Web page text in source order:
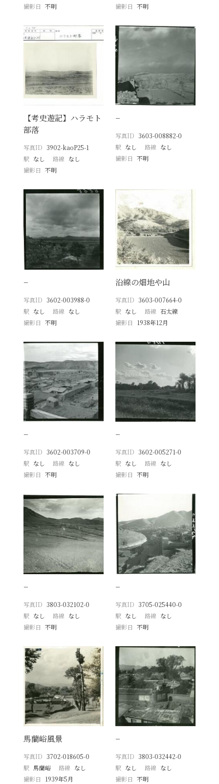
撮影日
不明
撮影日 不明
【考史遊記】ハラモト
部落
写真ID 3902-kaoP25-1
駅 なし 路線 なし
撮影日
不明
−
写真ID 3603-008882-0
駅 なし 路線 なし
撮影日 不明
−
写真ID 3602-003988-0
駅 なし 路線 なし
撮影日
不明
沿線の畑地や山
写真ID 3603-007664-0
駅 なし 路線 石太線
撮影日
1938年12月
−
写真ID 3602-003709-0
駅 なし 路線 なし
撮影日
不明
−
写真ID 3602-005271-0
駅 なし 路線 なし
撮影日 不明
−
写真ID 3803-032102-0
駅 なし 路線 なし
撮影日
不明
−
写真ID 3705-025440-0
駅 なし 路線 なし
撮影日 不明
馬蘭峪風景
写真ID 3702-018605-0
駅 馬蘭峪 路線 なし
撮影日
1939年5月
−
写真ID 3803-032442-0
駅 なし 路線 なし
撮影日 不明